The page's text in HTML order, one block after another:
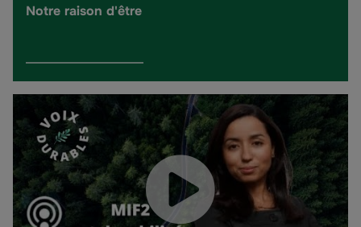
Notre raison d'être